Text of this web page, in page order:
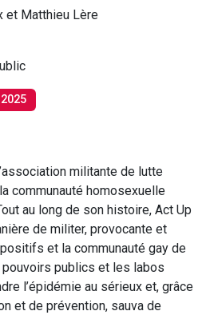
et Matthieu Lère
militante de lutte
communauté homosexuelle
au long de son histoire, Act Up
de militer, provocante et
et la communauté gay de
pouvoirs publics et les labos
l’épidémie au sérieux et, grâce
et de prévention, sauva de